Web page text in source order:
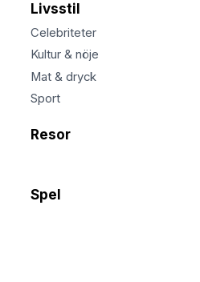
Livsstil
Celebriteter
Kultur & nöje
Mat & dryck
Sport
Resor
Spel